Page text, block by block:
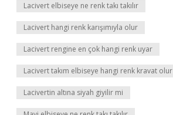
Lacivert elbiseye ne renk takı takılır
Lacivert hangi renk karışımıyla olur
Lacivert rengine en çok hangi renk uyar
Lacivert takım elbiseye hangi renk kravat olur
Lacivertin altına siyah giyilir mi